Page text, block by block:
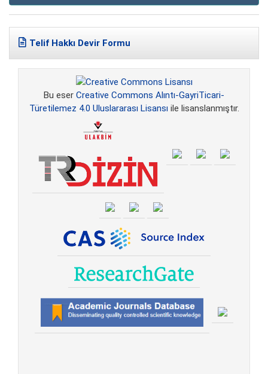
Telif Hakkı Devir Formu
Bu eser Creative Commons Alıntı-GayriTicari-
Türetilemez 4.0 Uluslararası Lisansı ile lisanslanmıştır.